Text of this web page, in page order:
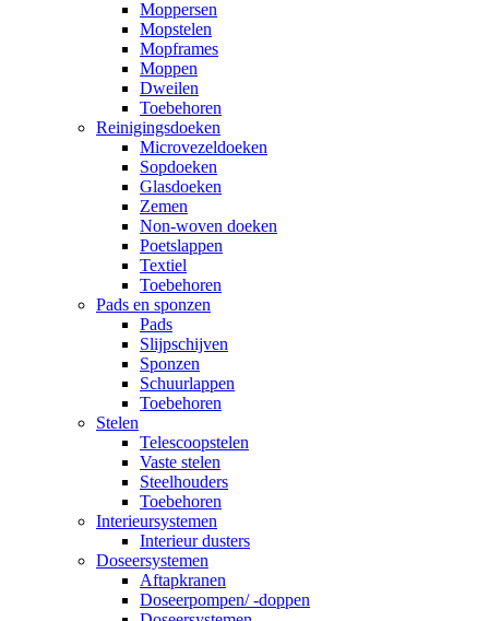
Moppersen
Mopstelen
Mopframes
Moppen
Dweilen
Toebehoren
Reinigingsdoeken
Microvezeldoeken
Sopdoeken
Glasdoeken
Zemen
Non-woven doeken
Poetslappen
Textiel
Toebehoren
Pads en sponzen
Pads
Slijpschijven
Sponzen
Schuurlappen
Toebehoren
Stelen
Telescoopstelen
Vaste stelen
Steelhouders
Toebehoren
Interieursystemen
Interieur dusters
Doseersystemen
Aftapkranen
Doseerpompen/ -doppen